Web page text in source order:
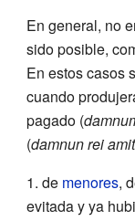
En general, no
sido posible,
En estos casos
cuando
pagado (
(damnun rei
de menores,
evitada y ya